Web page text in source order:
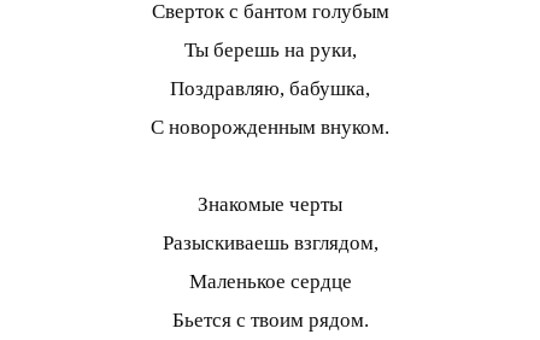
Сверток с бантом голубым
Ты берешь на руки,
Поздравляю, бабушка,
С новорожденным внуком.
Знакомые черты
Разыскиваешь взглядом,
Маленькое сердце
Бьется с твоим рядом.